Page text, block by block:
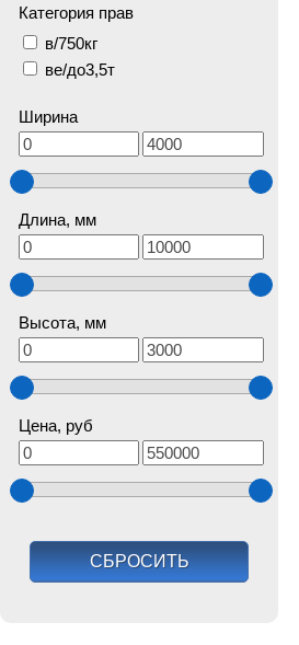
Категория прав
в/750кг
ве/до3,5т
Ширина
Длина, мм
Высота, мм
Цена, руб